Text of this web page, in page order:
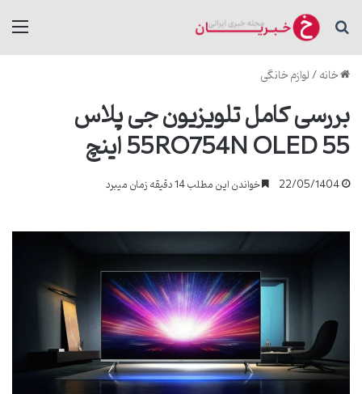
جستجو برای
خانه/لوازم خانگی
بررسی کامل تلویزیون جی پلاس
55RQ754N QLED 55 اینچ
22/05/1404 خواندن این مطلب 14 دقیقه زمان میبرد